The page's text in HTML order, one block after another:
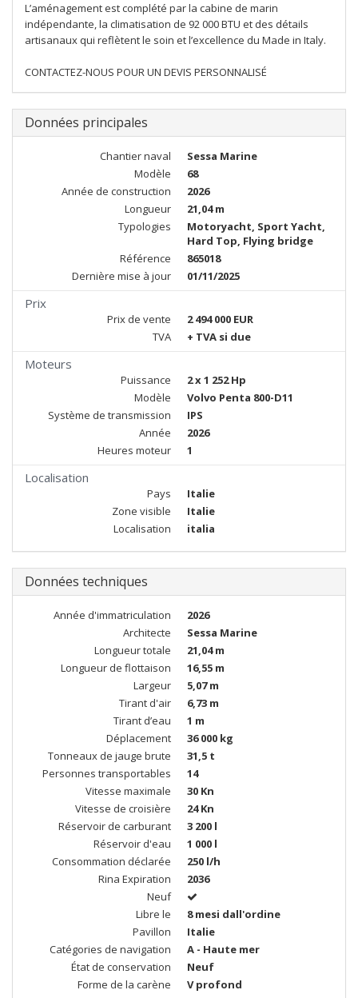
L’aménagement est complété par la cabine de marin
indépendante, la climatisation de 92 000 BTU et des détails
artisanaux qui reflètent le soin et l’excellence du Made in Italy.
CONTACTEZ-NOUS POUR UN DEVIS PERSONNALISÉ
Données principales
Chantier naval
Sessa Marine
Modèle
68
Année de construction
2026
Longueur
21,04 m
Typologies
Motoryacht, Sport Yacht,
Hard Top, Flying bridge
Référence
865018
Dernière mise à jour
01/11/2025
Prix
Prix de vente
2 494 000 EUR
TVA
+ TVA si due
Moteurs
Puissance
2 x 1 252 Hp
Modèle
Volvo Penta 800-D11
Système de transmission
IPS
Année
2026
Heures moteur
1
Localisation
Pays
Italie
Zone visible
Italie
Localisation
italia
Données techniques
Année d'immatriculation
2026
Architecte
Sessa Marine
Longueur totale
21,04 m
Longueur de flottaison
16,55 m
Largeur
5,07 m
Tirant d'air
6,73 m
Tirant d’eau
1 m
Déplacement
36 000 kg
Tonneaux de jauge brute
31,5 t
Personnes transportables
14
Vitesse maximale
30 Kn
Vitesse de croisière
24 Kn
Réservoir de carburant
3 200 l
Réservoir d'eau
1 000 l
Consommation déclarée
250 l/h
Rina Expiration
2036
Neuf
Libre le
8 mesi dall'ordine
Pavillon
Italie
Catégories de navigation
A - Haute mer
État de conservation
Neuf
Forme de la carène
V profond